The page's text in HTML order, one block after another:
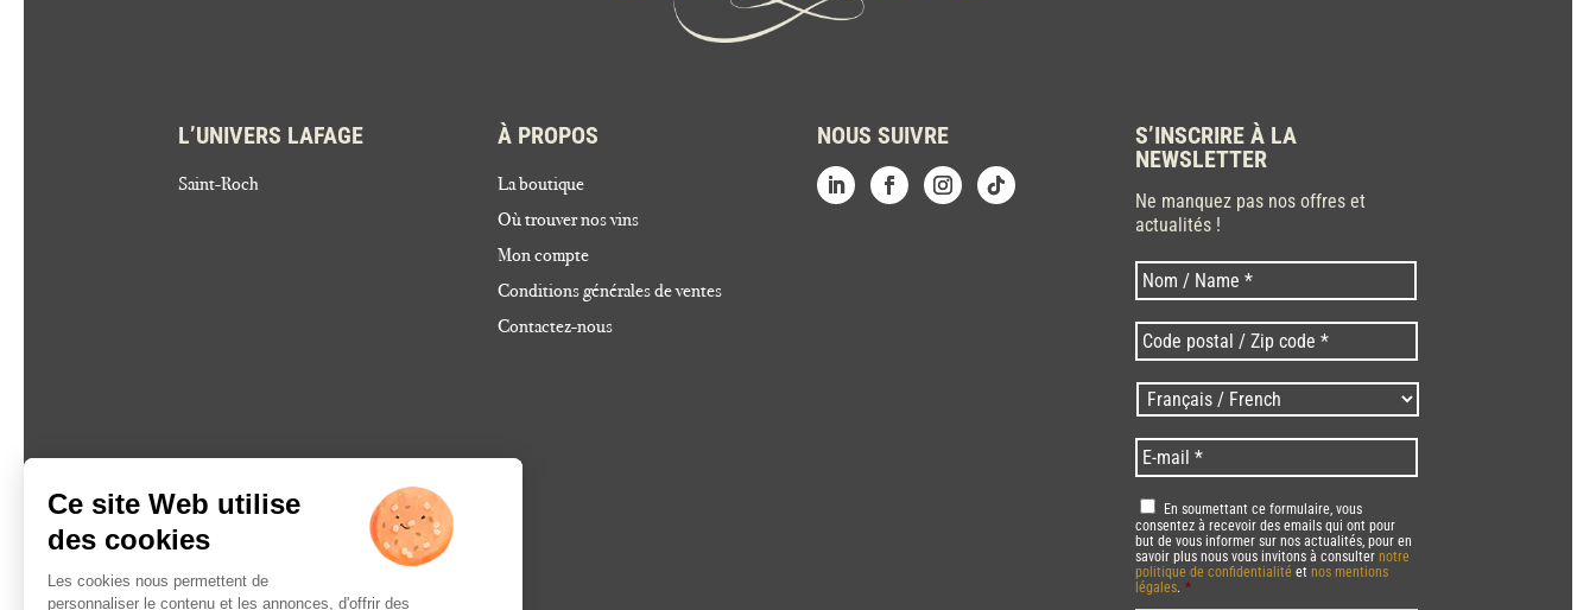
L’UNIVERS LAFAGE
Saint-Roch
À PROPOS
La boutique
Où trouver nos vins
Mon compte
Conditions générales de ventes
Contactez-nous
NOUS SUIVRE
S’INSCRIRE À LA
NEWSLETTER
Ne manquez pas nos offres et
actualités !
Nom * Nom
Code
postal
/
Zip
* *
Langues
/
Language *
E-
mail *
RGPD *
En soumettant ce formulaire, vous
consentez à recevoir des emails qui ont pour
but de vous informer sur nos actualités, pour en
savoir plus nous vous invitons à consulternotre
politique de confidentialité etnos mentions
légales. *